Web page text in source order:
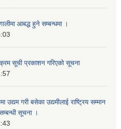
आबद्ध हुने सम्बन्धमा ।
सूची प्रकाशन गरिएको सूचना
उद्यम गरी बसेका उद्यमीलाई राष्ट्रिय सम्मान
सूचना ।